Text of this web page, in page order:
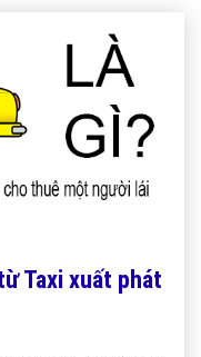
Taxi xuất phát